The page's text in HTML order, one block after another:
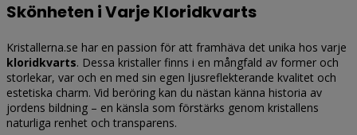
Skönheten i Varje Kloridkvarts
Kristallerna.se har en passion för att framhäva det unika hos varje
kloridkvarts. Dessa kristaller finns i en mångfald av former och
storlekar, var och en med sin egen ljusreflekterande kvalitet och
estetiska charm. Vid beröring kan du nästan känna historia av
jordens bildning – en känsla som förstärks genom kristallens
naturliga renhet och transparens.